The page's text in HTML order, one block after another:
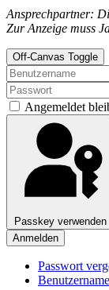
Ansprechpartner:
Zur Anzeige muss
Off-Canvas Toggle
Angemeldet
Passkey verwenden
Anmelden
Passwort